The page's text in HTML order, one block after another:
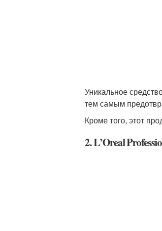
Уникальное
тем самым
Кроме того, этот
2. L’Oreal